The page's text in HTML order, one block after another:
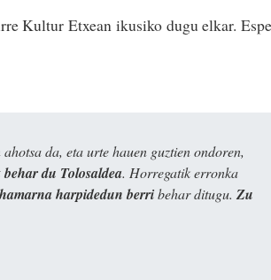
Kultur Etxean ikusiko dugu elkar.
da, eta urte hauen guztien ondoren,
du Tolosaldea. Horregatik erronka
harpidedun berribehar ditugu. Zu